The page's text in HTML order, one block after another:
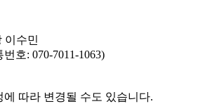
이수민
번호: 070-7011-1063)
따라 변경될 수도 있습니다.